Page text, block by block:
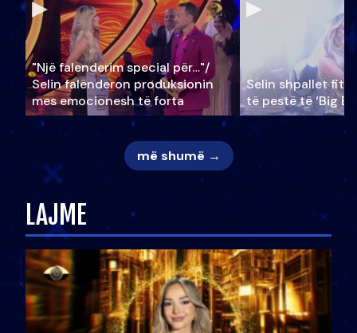
"Një falenderim special për…"/
Selin falënderon produksionin
mes emocionesh të forta
Selin shpallet
të pestë të ‘Big
më shumë →
LAJME